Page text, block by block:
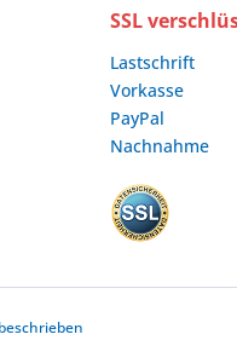
SSL
Lastschrift
Vorkasse
PayPal
Nachnahme